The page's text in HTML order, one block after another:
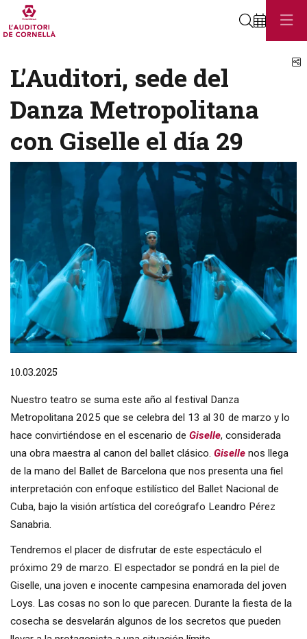
Buscar
L’Auditori, sede del
Danza Metropolitana
con Giselle el día 29
10.03.2025
Nuestro teatro se suma este año al festival Danza
Metropolitana 2025 que se celebra del 13 al 30 de marzo y lo
hace convirtiéndose en el escenario deGiselle, considerada
una obra maestra al canon del ballet clásico.Giselle nos llega
de la mano del Ballet de Barcelona que nos presenta una fiel
interpretación con enfoque estilístico del Ballet Nacional de
Cuba, bajo la visión artística del coreógrafo Leandro Pérez
Sanabria.
Tendremos el placer de disfrutar de este espectáculo el
próximo 29 de marzo. El espectador se pondrá en la piel de
Giselle, una joven e inocente campesina enamorada del joven
Loys. Las cosas no son lo que parecen. Durante la fiesta de la
cosecha se desvelarán algunos de los secretos que pueden